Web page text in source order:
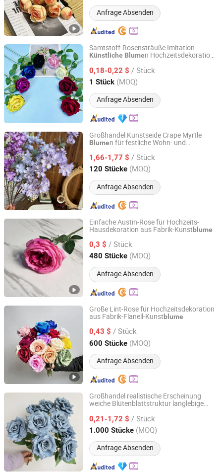
Anfrage Absenden
Samtstoff-Rosensträuße Imitation
Künstliche Blumen Hochzeitsdekoration
0,18-0,22 $ / Stück
1 Stück (MOQ)
Anfrage Absenden
Yiwu Orchid Craft Co., Ltd.
Zhejiang, China Seit 2026
Großhandel Kunstseide Crape Myrtle
Blumen für festliche Wohn- und
Halloween
1,66-1,77 $ / Stück
120 Stücke (MOQ)
Anfrage Absenden
Tianjin Wuqing District Mujin Artificial Flower Factory
(Sole Proprietorship)
Tianjin, China Seit 2026
Einfache Austin-Rose für Hochzeits-
Hausdekoration aus Fabrik-Kunstblume
0,3 $ / Stück
480 Stücke (MOQ)
Anfrage Absenden
Tianjin Shuangcun Craft Co., Ltd.
Tianjin, China Seit 2025
Große Lint-Rose für Hochzeitsdekoration
aus Fabrik-Flanell-Kunstblume
0,43 $ / Stück
600 Stücke (MOQ)
Anfrage Absenden
Tianjin Shuangcun Craft Co., Ltd.
Tianjin, China Seit 2025
Großhandel realistische Erscheinung
weiche Blütenblattstruktur langlebige
0,21-1,72 $ / Stück
1.000 Stücke (MOQ)
Anfrage Absenden
Yiwu Orchid Craft Co., Ltd.
Zhejiang, China Seit 2026